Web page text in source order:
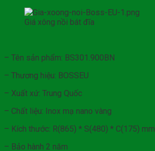
Giá xông nồi bát đĩa
– Tên sản phẩm: BS301.900BN
– Thương hiệu: BOSSEU
– Xuất xứ: Trung Quốc
– Chất liệu: Inox mạ nano vàng
– Kích thước: R(865) * S(480) * C(175) mm
– Bảo hành 2 năm